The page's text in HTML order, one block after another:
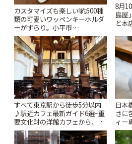
カスタマイズも楽しい!約500種
類の可愛いワッペンキーホルダ
ーがずらり。小平市
「Kimamaya T&K」 | ことりっ
ぷ
8月
島屋
と本
すべて東京駅から徒歩5分以内
♪駅近カフェ最新ガイド6選~重
要文化財の洋館カフェから、改
札すぐのレトロ喫茶まで~ | こと
りっぷ
日本
さに
ィー